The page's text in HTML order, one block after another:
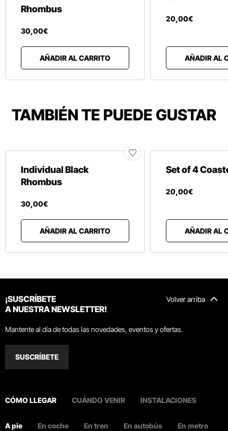
Rhombus
30,00€
AÑADIR AL CARRITO
20,00€
AÑADIR AL
TAMBIÉN TE PUEDE GUSTAR
Individual Black
Rhombus
30,00€
AÑADIR AL CARRITO
Set of 4
20,00€
AÑADIR AL
Volver arriba
¡SUSCRÍBETE
A NUESTRA NEWSLETTER!
Mantente al día de todas las novedades, eventos y ofertas.
SUSCRÍBETE
CÓMO LLEGAR CUÁNDO VENIR INSTALACIONES
A pie En coche En tren En autobús En metro